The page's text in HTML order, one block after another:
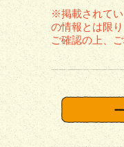
※掲載されて
の情報とは限
ご確認の上、